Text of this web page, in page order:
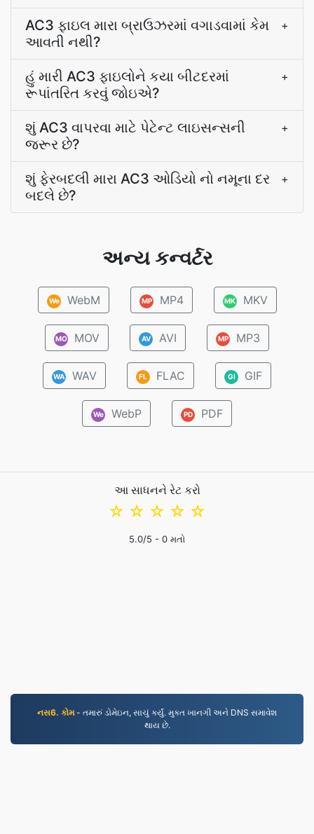
AC3 ફાઇલ મારા બ્રાઉઝરમાં વગાડવામાં કેમ
આવતી નથી?
+
હું મારી AC3 ફાઇલોને કયા બીટદરમાં
રૂપાંતરિત કરવું જોઇએ?
+
શું AC3 વાપરવા માટે પેટેન્ટ લાઇસન્સની
જરૂર છે?
+
શું ફેરબદલી મારા AC3 ઓડિયો નો નમૂના દર
બદલે છે?
+
અન્ય કન્વર્ટર
We WebM MP MP4 MK MKV
MO MOV AV AVI MP MP3
WA WAV FL FLAC GI GIF
We WebP PD PDF
આ સાધનને રેટ કરો
☆
☆
☆
☆
☆
5.0/5 - 0 મતો
નસ6. કોમ- તમારું ડોમેઇન, સાચું કર્યું. મુક્ત ખાનગી અને DNS સમાવેશ
થાય છે.